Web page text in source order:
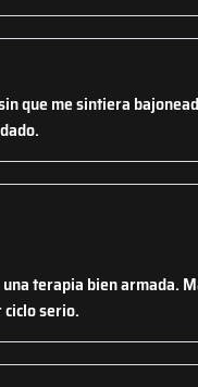
que me sintiera
terapia bien armada.
serio.